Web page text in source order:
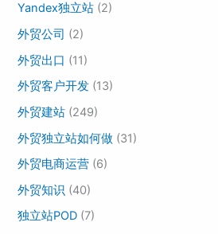
Yandex独立站 (2)
外贸公司 (2)
外贸出口 (11)
外贸客户开发 (13)
外贸建站 (249)
外贸独立站如何做 (31)
外贸电商运营 (6)
外贸知识 (40)
独立站POD (7)